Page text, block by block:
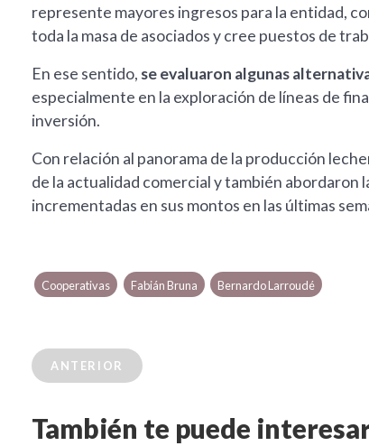
represente mayores ingresos para la entidad,
toda la masa de asociados y cree puestos de
En ese sentido, se evaluaron algunas
especialmente en la exploración de líneas de
inversión.
Con relación al panorama de la producción
de la actualidad comercial y también
incrementadas en sus montos en las últimas
Cooperativas Fabián Bruna Bernardo Larroudé
ANTERIOR
También te puede